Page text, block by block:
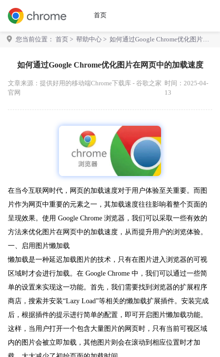
首页
您当前位置： 首页 > 帮助中心 > 如何通过Google Chrome优化图片在
如何通过Google Chrome优化图片在网页中的加载速度
文章来源： 提供好用的移动端Chrome下载库 - 谷歌之家
官网
时间：2025-04-
13
在当今互联网时代，网页的加载速度对于用户体验至关重要。而图
片作为网页中重要的元素之一，其加载速度往往影响着整个页面的
呈现效果。使用 Google Chrome 浏览器，我们可以采取一些有效的
方法来优化图片在网页中的加载速度，从而提升用户的浏览体验。
一、启用图片懒加载
懒加载是一种延迟加载图片的技术，只有在图片进入浏览器的可视
区域时才会进行加载。在 Google Chrome 中，我们可以通过一些简
单的设置来实现这一功能。首先，我们需要找到浏览器的扩展程序
商店，搜索并安装“Lazy Load”等相关的懒加载扩展插件。安装完成
后，根据插件的提示进行简单的配置，即可开启图片懒加载功能。
这样，当用户打开一个包含大量图片的网页时，只有当前可视区域
内的图片会被立即加载，其他图片则会在滚动到相应位置时才加